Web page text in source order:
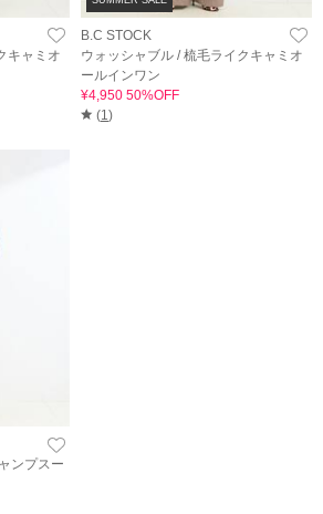
キャミオ
B.C STOCK
ウォッシャブル / 梳毛ライクキャミオ
ールインワン
¥4,950 50%OFF
(1 )
ンプスー